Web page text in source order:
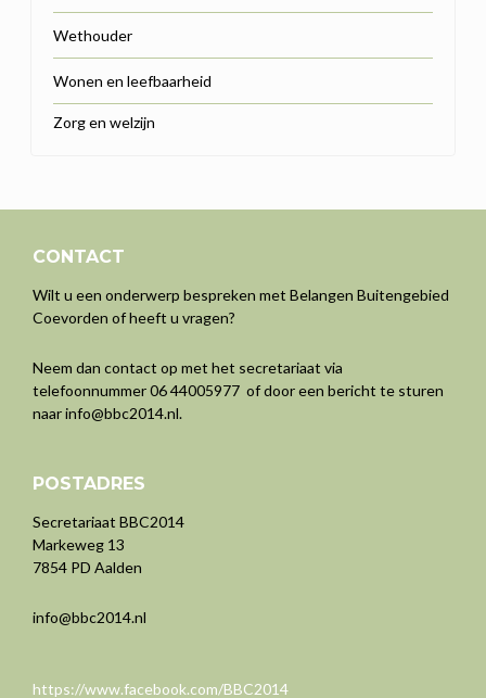
Wethouder
Wonen en leefbaarheid
Zorg en welzijn
CONTACT
Wilt u een onderwerp bespreken met Belangen Buitengebied
Coevorden of heeft u vragen?
Neem dan contact op met het secretariaat via
telefoonnummer 06 44005977 of door een bericht te sturen
naarinfo@bbc2014.nl.
POSTADRES
Secretariaat BBC2014
Markeweg 13
7854 PD Aalden
info@bbc2014.nl
https://www.facebook.com/BBC2014